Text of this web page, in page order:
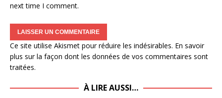
next time I comment.
Ce site utilise Akismet pour réduire les indésirables. En savoir
plus sur la façon dont les données de vos commentaires sont
traitées.
À LIRE AUSSI…